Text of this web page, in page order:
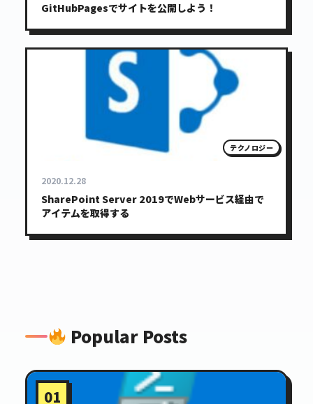
GitHubPagesでサイトを公開しよう！
テクノロジー
2020.12.28
SharePoint Server 2019でWebサービス経由で
アイテムを取得する
Popular Posts
01